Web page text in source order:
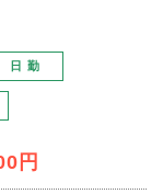
日 勤
円